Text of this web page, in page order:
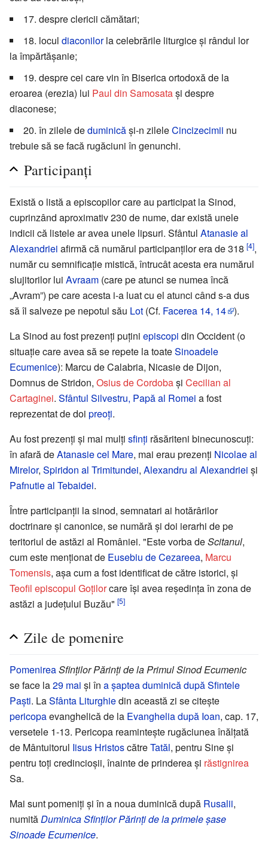
17. despre clericii cămătari;
18. locul diaconilorla celebrările liturgice și rândul lor
la împărtășanie;
19. despre cei care vin în Biserica ortodoxă de la
eroarea (erezia) lui Paul din Samosatași despre
diaconese;
20. în zilele deduminicăși-n zileleCincizecimii nu
trebuie să se facă rugăciuni în genunchi.
Participanți
Există o listă a episcopilor care au participat la Sinod,
cuprinzând aproximativ 230 de nume, dar există unele
indicii că listele ar avea unele lipsuri. Sfântul Atanasie al
Alexandriei afirmă că numărul participanților era de 318 [4],
număr cu semnificație mistică, întrucât acesta era numărul
slujitorilor lui Avraam (care pe atunci se numea încă
„Avram”) pe care acesta i-a luat cu el atunci când s-a dus
să îl salveze pe nepotul său Lot (Cf. Facerea 14, 14 ).
La Sinod au fost prezenți puțini episcopi din Occident (o
situație care avea să se repete la toateSinoadele
Ecumenice): Marcu de Calabria, Nicasie de Dijon,
Domnus de Stridon, Osius de Cordobași Cecilian al
Cartaginei. Sfântul Silvestru, Papă al Romei a fost
reprezentat de doi preoți.
Au fost prezenți și mai mulți sfinți răsăriteni binecunoscuți:
în afară deAtanasie cel Mare, mai erau prezenți Nicolae al
Mirelor, Spiridon al Trimitundei, Alexandru al Alexandriei și
Pafnutie al Tebaidei.
Între participanții la sinod, semnatari ai hotărârilor
doctrinare și canonice, se numără și doi ierarhi de pe
teritoriul de astăzi al României. "Este vorba deScitanul,
cum este menționat de Eusebiu de Cezareea, Marcu
Tomensis, așa cum a fost identificat de către istorici, și
Teofil episcopul Goțilorcare își avea reședința în zona de
astăzi a județului Buzău" [5]
Zile de pomenire
PomenireaSfinților Părinți de la Primul Sinod Ecumenic
se face la29 mai și în a șaptea duminică după Sfintele
Paști. LaSfânta Liturghiedin această zi se citește
pericopaevanghelică de la Evanghelia după Ioan, cap. 17,
versetele 1-13. Pericopa reamintește rugăciunea înălțată
de Mântuitorul Iisus HristoscătreTatăl, pentru Sine și
pentru toți credincioșii, înainte de prinderea și răstignirea
Sa.
Mai sunt pomeniți și în a noua duminică după Rusalii,
numităDuminica Sfinților Părinți de la primele șase
Sinoade Ecumenice.